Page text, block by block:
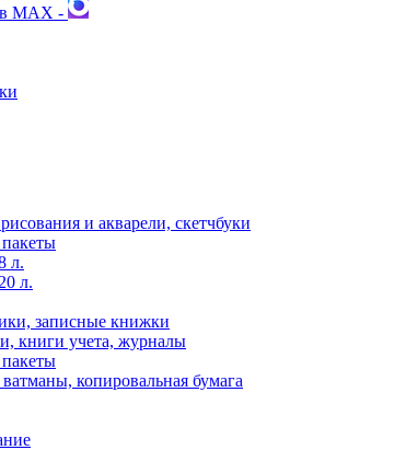
MAX -
и акварели, скетчбуки
л.
л.
записные книжки
книги учета, журналы
копировальная бумага